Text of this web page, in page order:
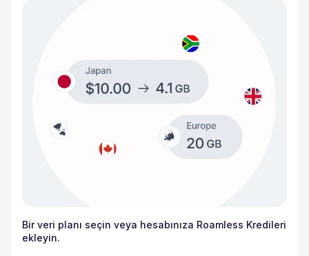
Bir veri planı seçin veya hesabınıza Roamless Kredileri
ekleyin.